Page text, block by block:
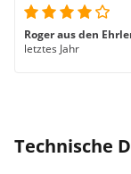
Roger aus den
letztes Jahr
Technische